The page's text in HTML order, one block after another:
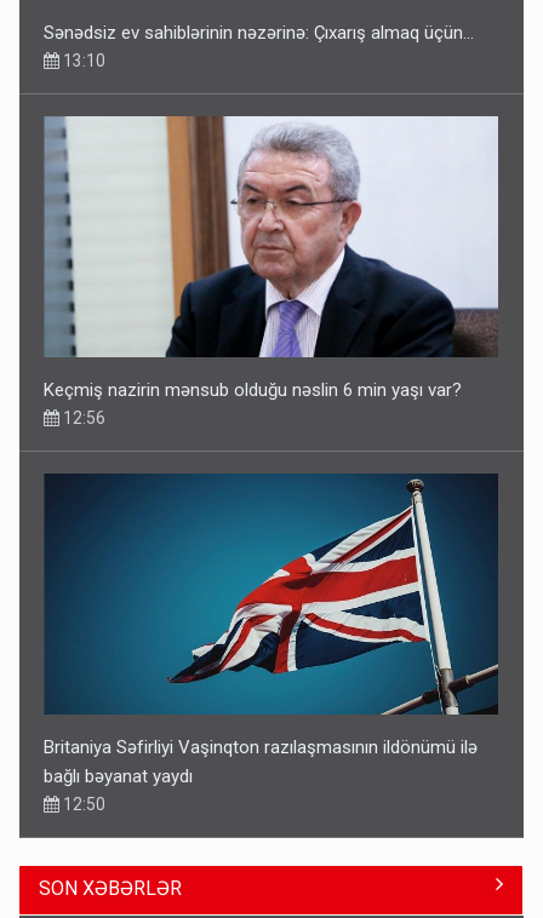
Sənədsiz ev sahiblərinin nəzərinə: Çıxarış almaq üçün...
13:10
Keçmiş nazirin mənsub olduğu nəslin 6 min yaşı var?
12:56
Britaniya Səfirliyi Vaşinqton razılaşmasının ildönümü ilə
bağlı bəyanat yaydı
12:50
SON XƏBƏRLƏR